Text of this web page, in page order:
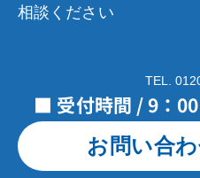
相談ください
TEL.
■ 受付時間 / 9：00
お問い合